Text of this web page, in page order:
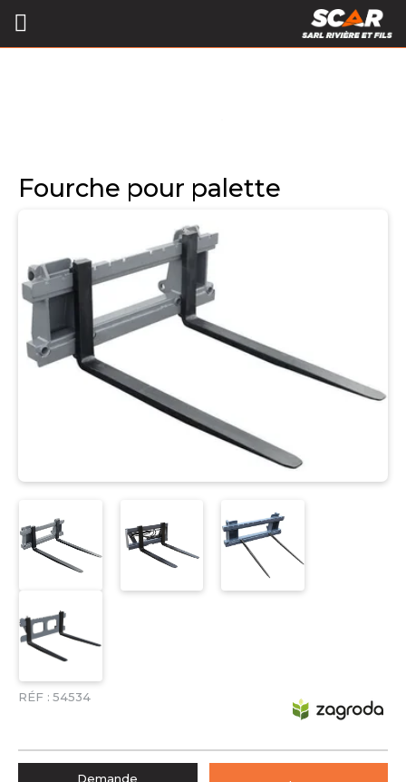
Fourche pour palette
RÉF : 54534
Demande